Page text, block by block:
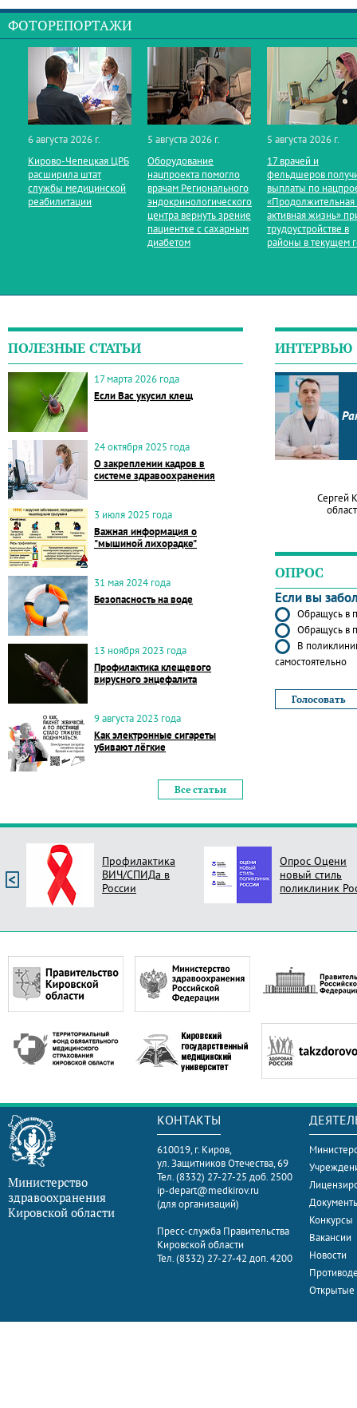
ФОТОРЕПОРТАЖИ
6 августа 2026 г.
Кирово‑Чепецкая ЦРБ
расширила штат
службы медицинской
реабилитации
5 августа 2026 г.
Оборудование
нацпроекта помогло
врачам Регионального
эндокринологического
центра вернуть зрение
пациентке с сахарным
диабетом
5 августа 2026 г.
17 врачей и
фельдшеров
выплаты по
«Продолжительная
активная жизнь»
трудоустройстве в
районы в текущем
ПОЛЕЗНЫЕ СТАТЬИ
17 марта 2026 года
Если Вас укусил клещ
24 октября 2025 года
О закреплении кадров в
системе здравоохранения
3 июля 2025 года
Важная информация о
"мышиной лихорадке"
31 мая 2024 года
Безопасность на воде
13 ноября 2023 года
Профилактика клещевого
вирусного энцефалита
9 августа 2023 года
Как электронные сигареты
убивают лёгкие
Все статьи
ИНТЕРВЬЮ
Сергей
ОПРОС
Если вы
Обращусь в
Обращусь в
В
самостоятельно
Профилактика
ВИЧ/СПИДа в
России
Опрос Оцени
новый стиль
поликлиник
Министерство
здравоохранения
Кировской области
КОНТАКТЫ
610019, г. Киров,
ул. Защитников Отечества, 69
Тел. (8332) 27-27-25 доб. 2500
ip-depart@medkirov.ru
(для организаций)
Пресс-служба Правительства
Кировской области
Тел. (8332) 27-27-42 доп. 4200
Конкурсы
Вакансии
Новости